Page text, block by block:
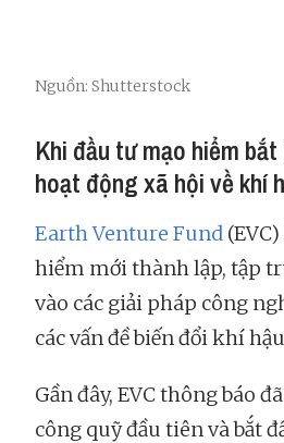
Nguồn: Shutterstock
Khi đầu tư mạo hiểm
hoạt động xã hội về khí
Earth Venture Fund
hiểm mới thành lập, tập
vào các giải pháp công
các vấn đề biến đổi khí
Gần đây, EVC thông báo
công quỹ đầu tiên và bắt